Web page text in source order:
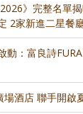
》完整名單
2家新進二星餐
動：富良詩
酒店 聯手開啟